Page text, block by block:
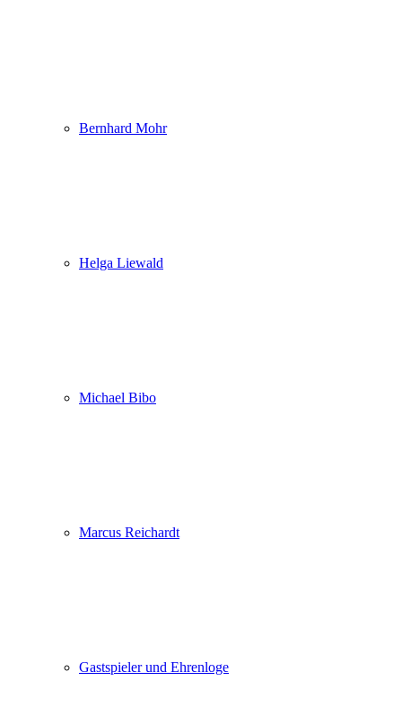
Bernhard Mohr
Helga Liewald
Michael Bibo
Marcus Reichardt
Gastspieler und Ehrenloge